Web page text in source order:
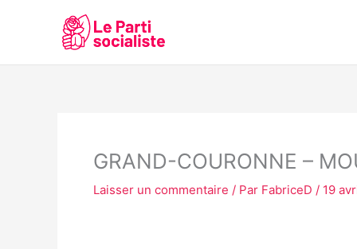
GRAND-COURONNE –
Laisser un commentaire / Par FabriceD / 19